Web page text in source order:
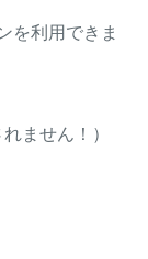
を利用できま
ません！）